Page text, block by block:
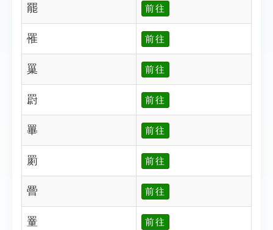
罷 前往
罹 前往
罺 前往
罻 前往
罼 前往
罽 前往
罾 前往
罿 前往